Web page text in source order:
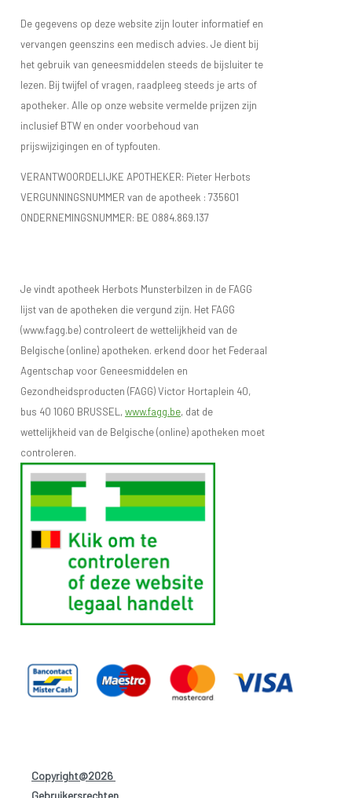
De gegevens op deze website zijn louter informatief en
vervangen geenszins een medisch advies. Je dient bij
het gebruik van geneesmiddelen steeds de bijsluiter te
lezen. Bij twijfel of vragen, raadpleeg steeds je arts of
apotheker. Alle op onze website vermelde prijzen zijn
inclusief BTW en onder voorbehoud van
prijswijzigingen en of typfouten.
VERANTWOORDELIJKE APOTHEKER: Pieter Herbots
VERGUNNINGSNUMMER van de apotheek : 735601
ONDERNEMINGSNUMMER: BE 0884.869.137
Je vindt apotheek Herbots Munsterbilzen in de FAGG
lijst van de apotheken die vergund zijn. Het FAGG
(www.fagg.be) controleert de wettelijkheid van de
Belgische (online) apotheken. erkend door het Federaal
Agentschap voor Geneesmiddelen en
Gezondheidsproducten (FAGG) Victor Hortaplein 40,
bus 40 1060 BRUSSEL,www.fagg.be, dat de
wettelijkheid van de Belgische (online) apotheken moet
controleren.
Copyright@2026